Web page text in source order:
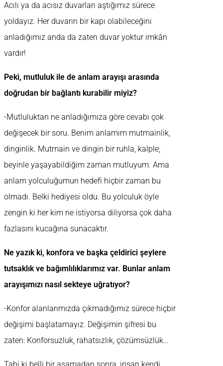
Acılı ya da acısız duvarları aştığımız sürece
yoldayız. Her duvarın bir kapı olabileceğini
anladığımız anda da zaten duvar yoktur imkân
vardır!
Peki, mutluluk ile de anlam arayışı arasında
doğrudan bir bağlantı kurabilir miyiz?
-Mutluluktan ne anladığımıza göre cevabı çok
değişecek bir soru. Benim anlamım mutmainlik,
dinginlik. Mutmain ve dingin bir ruhla, kalple,
beyinle yaşayabildiğim zaman mutluyum. Ama
anlam yolculuğumun hedefi hiçbir zaman bu
olmadı. Belki hediyesi oldu. Bu yolculuk öyle
zengin ki her kim ne istiyorsa diliyorsa çok daha
fazlasını kucağına sunacaktır.
Ne yazık ki, konfora ve başka çeldirici şeylere
tutsaklık ve bağımlılıklarımız var. Bunlar anlam
arayışımızı nasıl sekteye uğratıyor?
-Konfor alanlarımızda çıkmadığımız sürece hiçbir
değişimi başlatamayız. Değişimin şifresi bu
zaten: Konforsuzluk, rahatsızlık, çözümsüzlük…